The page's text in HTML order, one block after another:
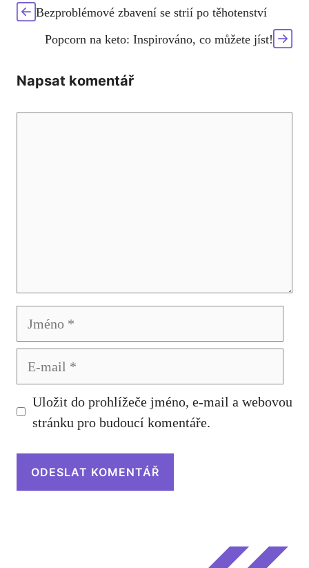
Bezproblémové zbavení se strií po těhotenství
Popcorn na keto: Inspirováno, co můžete jíst!
Napsat komentář
Jméno
Uložit do prohlížeče jméno, e-mail a webovou
stránku pro budoucí komentáře.